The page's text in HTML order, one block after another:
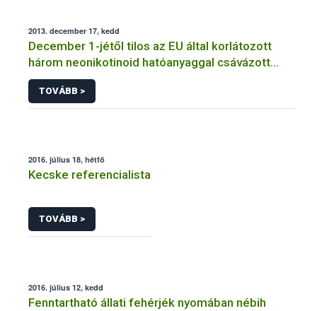
2013. december 17, kedd
December 1-jétől tilos az EU által korlátozott
három neonikotinoid hatóanyaggal csávázott
repce, kukorica és napraforgó vetőmagok
forgalmazása és vetése
TOVÁBB >
2016. július 18, hétfő
Kecske referencialista
TOVÁBB >
2016. július 12, kedd
Fenntartható állati fehérjék nyomában nébih